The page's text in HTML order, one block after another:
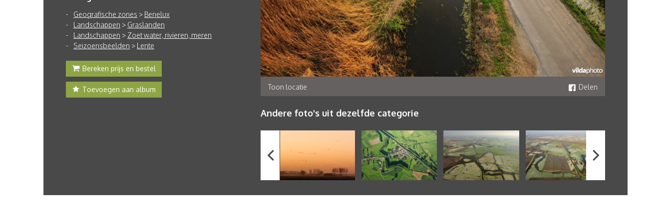
Geografische zones > Benelux
Landschappen > Graslanden
Landschappen > Zoet water, rivieren, meren
Seizoensbeelden > Lente
Bereken prijs en bestel
Toevoegen aan album Toon locatie Delen
Andere foto's uit dezelfde categorie